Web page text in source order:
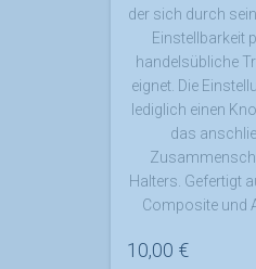
der sich durch
Einstellbarkeit
handelsübliche
eignet. Die
lediglich einen
das
Halters. Gefertigt
Composite und
10,00 €